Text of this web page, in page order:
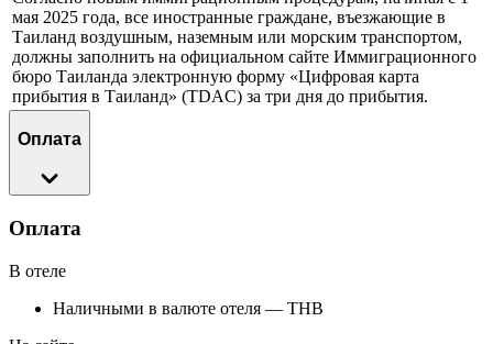
мая 2025 года, все иностранные граждане, въезжающие в
Таиланд воздушным, наземным или морским транспортом,
должны заполнить на официальном сайте Иммиграционного
бюро Таиланда электронную форму «Цифровая карта
прибытия в Таиланд» (TDAC) за три дня до прибытия.
Оплата
Оплата
В отеле
Наличными в валюте отеля — THB